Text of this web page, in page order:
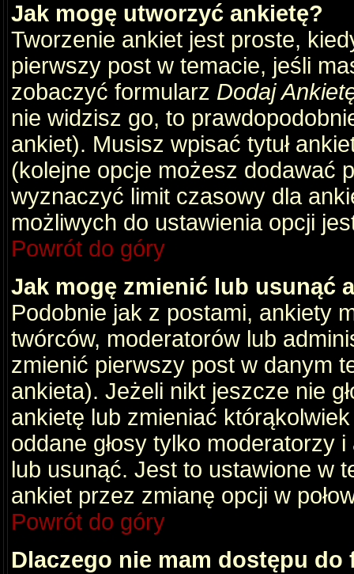
Jak mogę utworzyć ankietę?
Tworzenie ankiet jest proste,
pierwszy post w temacie, jeśli
zobaczyć formularz Dodaj
nie widzisz go, to
ankiet). Musisz wpisać tytuł
(kolejne opcje możesz dodawać
wyznaczyć limit czasowy dla
możliwych do ustawienia opcji
Powrót do góry
Jak mogę zmienić lub usunąć
Podobnie jak z postami, ankiety
twórców, moderatorów lub
zmienić pierwszy post w danym
ankieta). Jeżeli nikt jeszcze nie
ankietę lub zmieniać
oddane głosy tylko moderatorzy
lub usunąć. Jest to ustawione w
ankiet przez zmianę opcji w
Powrót do góry
Dlaczego nie mam dostępu do